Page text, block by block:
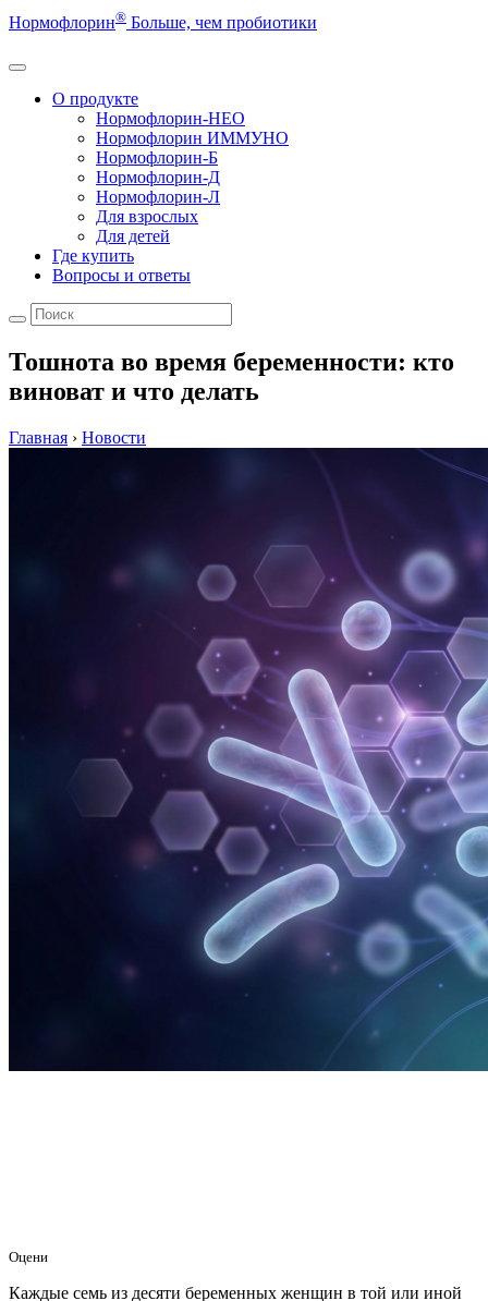
Нормофлорин® Больше, чем пробиотики
О продукте
Нормофлорин-НЕО
Нормофлорин ИММУНО
Нормофлорин-Б
Нормофлорин-Д
Нормофлорин-Л
Для взрослых
Для детей
Где купить
Вопросы и ответы
Тошнота во время беременности: кто
виноват и что делать
Главная › Новости
Оцени
Каждые семь из десяти беременных женщин в той или иной